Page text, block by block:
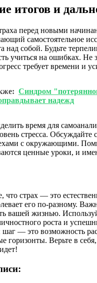
итогов и
перед новыми
самостоятельное
над собой. Будьте
учиться на ошибках. Не
требует времени и
Синдром
надежд
время для
стресса. Обсуждайте
с окружающими.
ценные уроки, и
что страх — это
его по-разному.
вашей жизнью.
роста и
— это возможность
горизонты. Верьте в